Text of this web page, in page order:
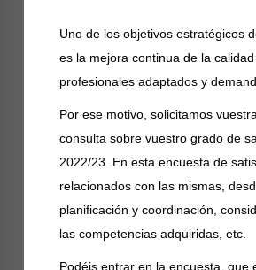
Uno de los objetivos estratégicos
es la mejora continua de la
profesionales adaptados y
Por ese motivo, solicitamos
consulta sobre vuestro grado de
2022/23. En esta encuesta de
relacionados con las mismas,
planificación y coordinación,
las competencias adquiridas, etc.
Podéis entrar en la encuesta,